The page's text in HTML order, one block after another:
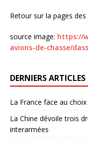
Retour sur la pages des
source image: https://
avions-de-chasse/
DERNIERS ARTICLES
La France face au
La Chine dévoile trois
interarmées